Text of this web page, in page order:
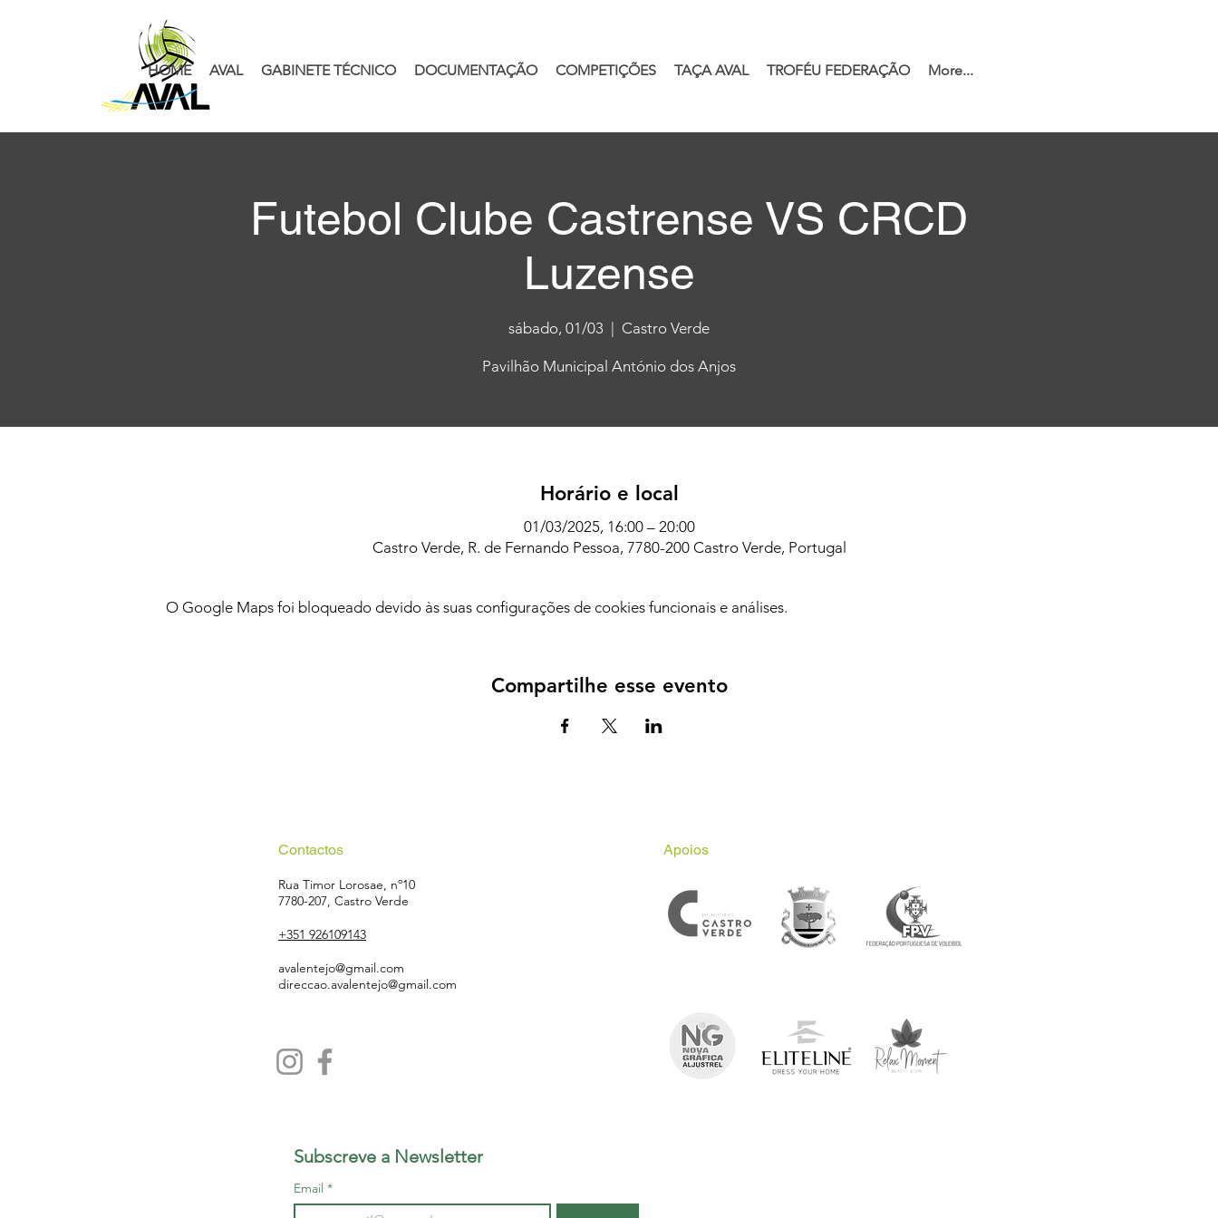
HOME AVAL GABINETE TÉCNICO DOCUMENTAÇÃO COMPETIÇÕES TAÇA AVAL TROFÉU FEDERAÇÃO More...
Futebol Clube Castrense VS CRCD
Luzense
sábado, 01/03 Castro Verde
Pavilhão Municipal António dos Anjos
Horário e local
01/03/2025, 16:00 – 20:00
Castro Verde, R. de Fernando Pessoa, 7780-200 Castro Verde, Portugal
O Google Maps foi bloqueado devido às suas configurações de cookies funcionais e análises.
Compartilhe esse evento
Contactos
Rua Timor Lorosae, nº10
7780-207, Castro Verde
+351 926109143
avalentejo@gmail.com
direccao.avalentejo@gmail.com
Apoios
Subscreve a Newsletter
Email *